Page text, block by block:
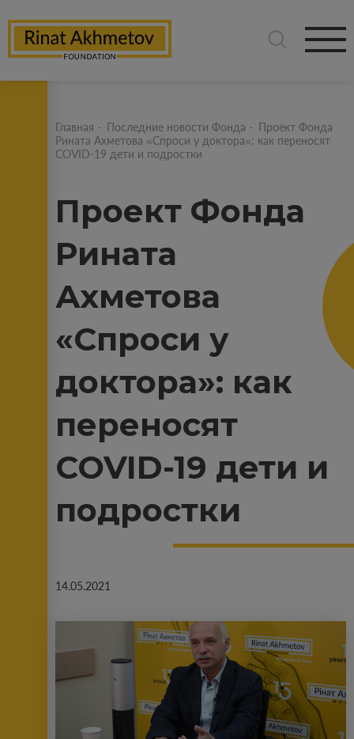
Главная - Последние новости Фонда - Проект Фонда
Рината Ахметова «Спроси у доктора»: как переносят
COVID-19 дети и подростки
Проект Фонда
Рината
Ахметова
«Спроси у
доктора»: как
переносят
COVID-19 дети и
подростки
14.05.2021